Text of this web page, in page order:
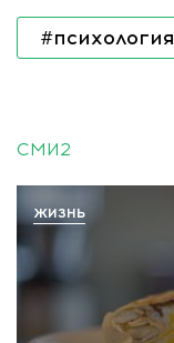
#психология
СМИ2
ЖИЗНЬ